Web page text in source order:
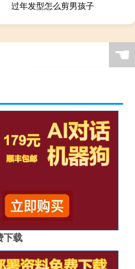
过年发型怎么剪男孩子
☚
下载